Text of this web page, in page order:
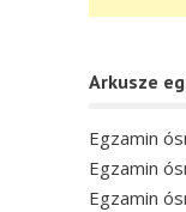
Arkusze
Egzamin
Egzamin
Egzamin